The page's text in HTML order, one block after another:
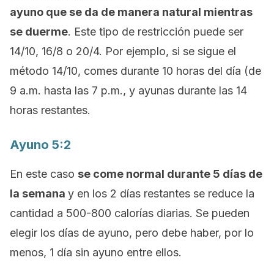
ayuno que se da de manera natural mientras
se duerme. Este tipo de restricción puede ser
14/10, 16/8 o 20/4. Por ejemplo, si se sigue el
método 14/10, comes durante 10 horas del día (de
9 a.m. hasta las 7 p.m., y ayunas durante las 14
horas restantes.
Ayuno 5:2
En este caso se come normal durante 5 días de
la semana y en los 2 días restantes se reduce la
cantidad a 500-800 calorías diarias. Se pueden
elegir los días de ayuno, pero debe haber, por lo
menos, 1 día sin ayuno entre ellos.